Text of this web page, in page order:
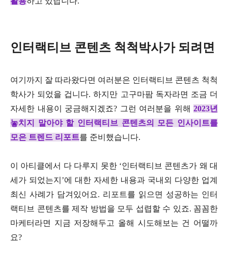
인터랙티브 콘텐츠 척척박사가 되려면
여기까지 잘 따라왔다면 여러분은 인터랙티브 콘텐츠 척척
학사가 되었을 겁니다. 하지만 고구마팜 독자라면 조금 더
자세한 내용이 궁금해지겠죠? 그런 여러분을 위해 2023년
놓치지 말아야 할 인터랙티브 콘텐츠의 모든 인사이트를
모은 트렌드 리포트를 준비했습니다.
이 아티클에서 다 다루지 못한 ‘인터랙티브 콘텐츠가 왜 대
세가 되었는지’에 대한 자세한 내용과 국내외 다양한 업계
최신 사례가 담겨있어요. 리포트를 읽으면 성공하는 인터
랙티브 콘텐츠를 제작 방법을 모두 섭렵할 수 있죠. 꼼꼼한
마케터라면 지금 저장해두고 올해 시도해보는 건 어떨까
요?